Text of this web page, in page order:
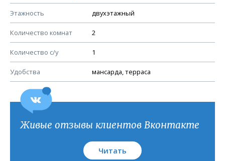
Этажность двухэтажный
Количество комнат 2
Количество с/у 1
Удобства мансарда, терраса
Схема расположения элементов стропил
Спецификация элементов стропил
Устройство стропильной системы
Узлы устройства кровли
План кровли
Живые отзывы клиентов Вконтакте
Читать